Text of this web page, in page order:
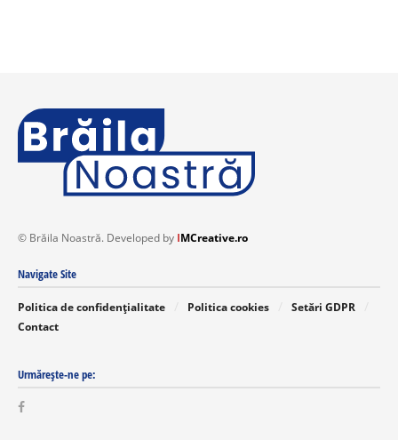
© Brăila Noastră. Developed by IMCreative.ro
Navigate Site
Politica de confidențialitate Politica cookies
Setări GDPR
Contact
Urmărește-ne pe: